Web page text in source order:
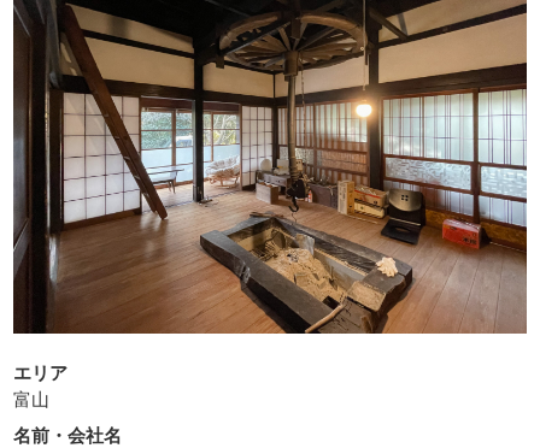
エリア
富山
名前・会社名